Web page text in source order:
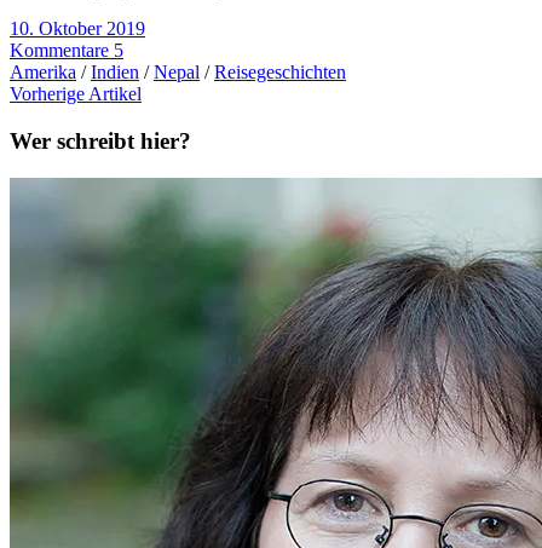
10. Oktober 2019
Kommentare 5
Amerika /Indien /Nepal /Reisegeschichten
Vorherige Artikel
Wer schreibt hier?